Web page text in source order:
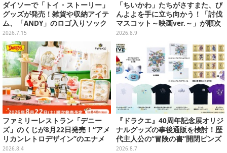
ダイソーで「トイ・ストーリー」
グッズが発売！雑貨や収納アイテ
ム、「ANDY」のロゴ入りソック
スは文字から彼の成長を感じられ
るデザイン
2026.7.15
「ちいかわ」たちがさすまた、び
んよよを手に立ち向かう！「討伐
マスコット～映画ver.～」が順次
展開
2026.8.9
ファミリーレストラン「デニー
ズ」のくじが8月22日発売！“アメ
リカンレトロデザイン”のエナメ
ルバッグやTシャツなど、日常使
2026.8.4
『ドラクエ』40周年記念展オリジ
ナルグッズの事後通販を検討！歴
代主人公の“冒険の書”開閉ピンズ
をはじめ、ユニークなＴシャツや
2026.8.7